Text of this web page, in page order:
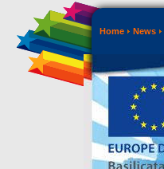
Home News